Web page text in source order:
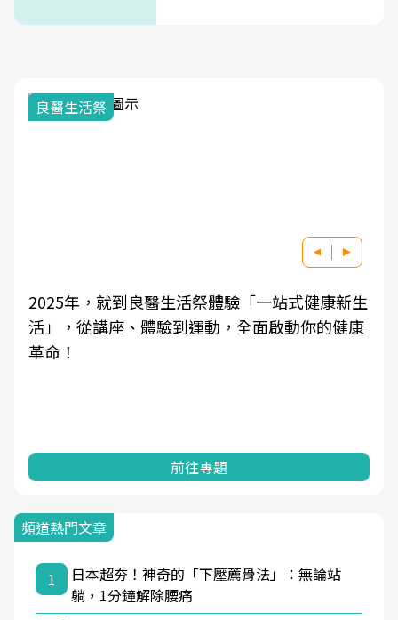
良醫生活祭
2025年，就到良醫生活祭體驗「一站式健康新生
活」，從講座、體驗到運動，全面啟動你的健康
革命！
前往專題
頻道熱門文章
1
日本超夯！神奇的「下壓薦骨法」：無論站
躺，1分鐘解除腰痛